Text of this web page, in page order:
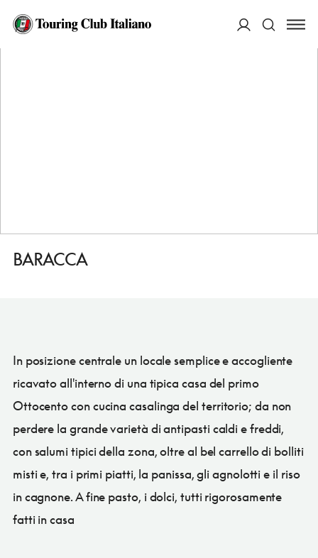
HOME
BARACCA
In posizione centrale un locale semplice e accogliente
ricavato all'interno di una tipica casa del primo
Ottocento con cucina casalinga del territorio; da non
perdere la grande varietà di antipasti caldi e freddi,
con salumi tipici della zona, oltre al bel carrello di bolliti
misti e, tra i primi piatti, la panissa, gli agnolotti e il riso
in cagnone. A fine pasto, i dolci, tutti rigorosamente
fatti in casa